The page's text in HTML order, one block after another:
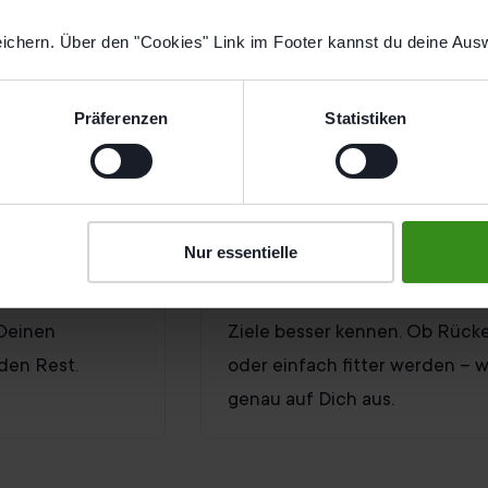
Über den "Cookies" Link im Footer kannst du deine
Präferenzen Statistiken
Nur essentielle
online
Rest.
Endlich deine Ziele
Ziele besser kennen. Ob
oder einfach fitter werden –
genau auf Dich aus.